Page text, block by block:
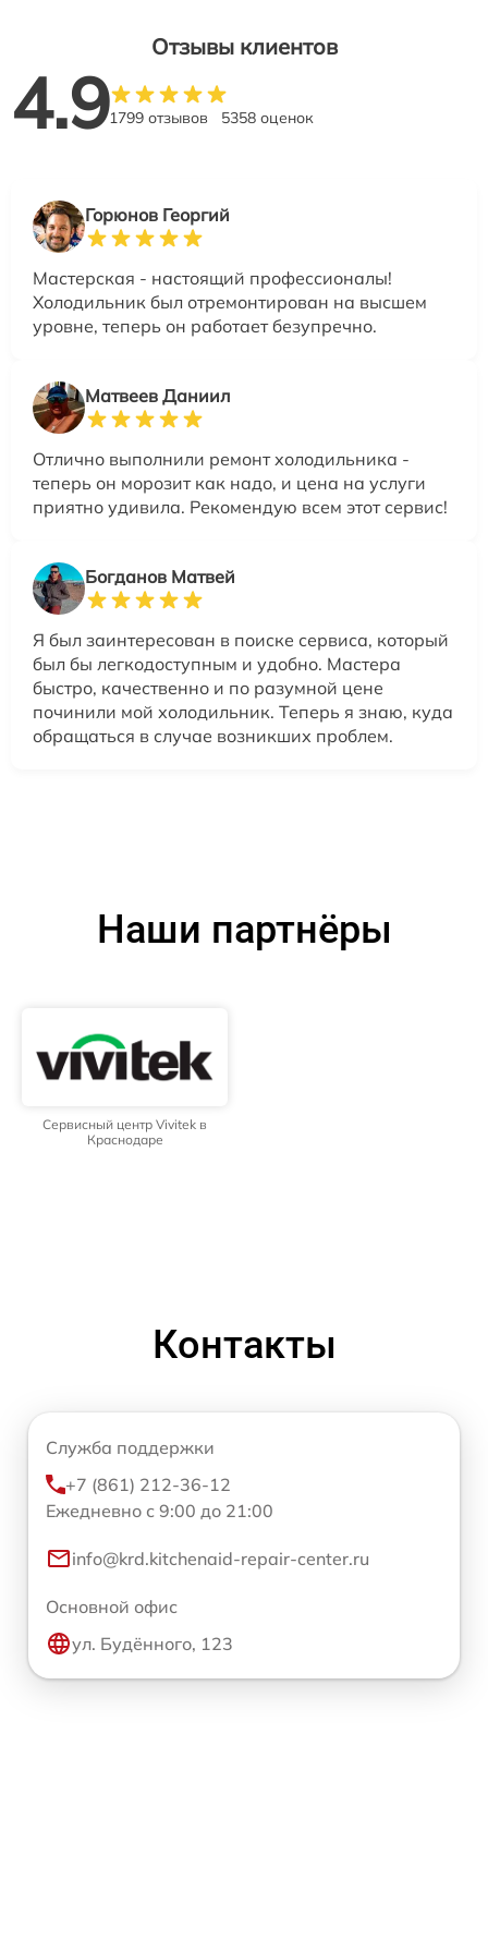
Отзывы клиентов
4.91799 отзывов 5358 оценок
Горюнов Георгий
Мастерская - настоящий профессионалы!
Холодильник был отремонтирован на высшем
уровне, теперь он работает безупречно.
Матвеев Даниил
Отлично выполнили ремонт холодильника -
теперь он морозит как надо, и цена на услуги
приятно удивила. Рекомендую всем этот сервис!
Богданов Матвей
Я был заинтересован в поиске сервиса, который
был бы легкодоступным и удобно. Мастера
быстро, качественно и по разумной цене
починили мой холодильник. Теперь я знаю, куда
обращаться в случае возникших проблем.
Наши партнёры
Сервисный центр Vivitek в
Краснодаре
Контакты
Служба поддержки
+7 (861) 212-36-12
Ежедневно с 9:00 до 21:00
info@krd.kitchenaid-repair-center.ru
Основной офис
ул. Будённого, 123